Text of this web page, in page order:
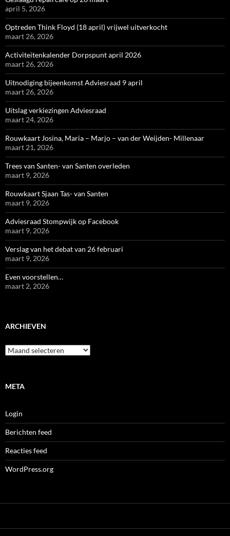
april 5, 2026
Optreden Think Floyd (18 april) vrijwel uitverkocht
maart 26, 2026
Activiteitenkalender Dorpspunt april 2026
maart 26, 2026
Uitnodiging bijeenkomst Adviesraad 9 april
maart 26, 2026
Uitslag verkiezingen Adviesraad
maart 24, 2026
Rouwkaart Josina, Maria – Marjo – van der Weijden- Millenaar
maart 21, 2026
Trees van Santen- van Santen overleden
maart 9, 2026
Rouwkaart Sjaan Tas- van Santen
maart 9, 2026
Adviesraad Stompwijk op Facebook
maart 9, 2026
Verslag van het debat van 26 februari
maart 9, 2026
Even voorstellen…
maart 2, 2026
ARCHIEVEN
Archieven
META
Login
Berichten feed
Reacties feed
WordPress.org